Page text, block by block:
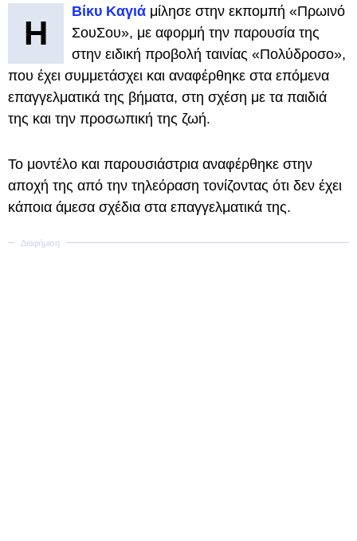
Η
Βίκυ Καγιά μίλησε στην εκπομπή «Πρωινό
ΣουΣου», με αφορμή την παρουσία της
στην ειδική προβολή ταινίας «Πολύδροσο»,
που έχει συμμετάσχει και αναφέρθηκε στα επόμενα
επαγγελματικά της βήματα, στη σχέση με τα παιδιά
της και την προσωπική της ζωή.
Το μοντέλο και παρουσιάστρια αναφέρθηκε στην
αποχή της από την τηλεόραση τονίζοντας ότι δεν έχει
κάποια άμεσα σχέδια στα επαγγελματικά της.